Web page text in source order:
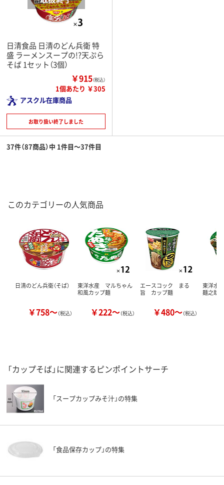
日清食品 日清のどん兵衛 特
盛 ラーメンスープの!?天ぷら
そば 1セット（3個）
￥915（税込）
1個あたり ￥305
アスクル在庫商品
お取り扱い終了しました
37件（87商品）中 1件目～37件目
このカテゴリーの人気商品
日清のどん兵衛（そば）
￥758～（税込）
東洋水産 マルちゃん
和風カップ麺
￥222～（税込）
エースコック まる
旨 カップ麺
￥480～（税込）
東洋水
麺之助
「カップそば」に関連するピンポイントサーチ
「スープカップみそ汁」の特集
「食品保存カップ」の特集